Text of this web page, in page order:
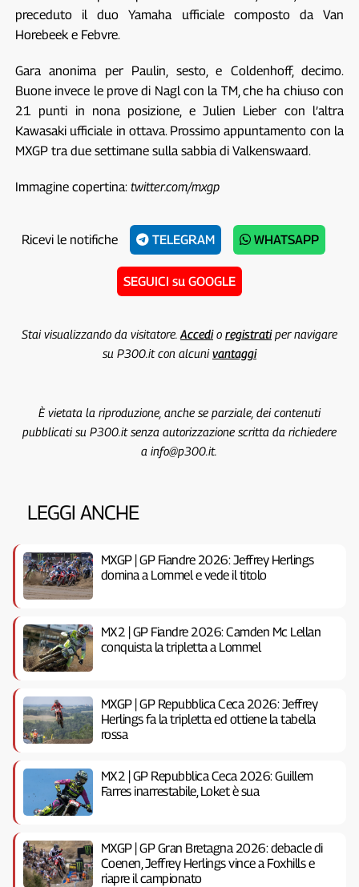
preceduto il duo Yamaha ufficiale composto da Van
Horebeek e Febvre.
Gara anonima per Paulin, sesto, e Coldenhoff, decimo.
Buone invece le prove di Nagl con la TM, che ha chiuso con
21 punti in nona posizione, e Julien Lieber con l’altra
Kawasaki ufficiale in ottava. Prossimo appuntamento con la
MXGP tra due settimane sulla sabbia di Valkenswaard.
Immagine copertina: twitter.com/mxgp
Ricevi le notifiche TELEGRAM WHATSAPP
SEGUICI su GOOGLE
Stai visualizzando da visitatore. Accedio registratiper navigare
su P300.it con alcunivantaggi
È vietata la riproduzione, anche se parziale, dei contenuti
pubblicati su P300.it senza autorizzazione scritta da richiedere
a info@p300.it.
LEGGI ANCHE
MXGP | GP Fiandre 2026: Jeffrey Herlings
domina a Lommel e vede il titolo
MX2 | GP Fiandre 2026: Camden Mc Lellan
conquista la tripletta a Lommel
MXGP | GP Repubblica Ceca 2026: Jeffrey
Herlings fa la tripletta ed ottiene la tabella
rossa
MX2 | GP Repubblica Ceca 2026: Guillem
Farres inarrestabile, Loket è sua
MXGP | GP Gran Bretagna 2026: debacle di
Coenen, Jeffrey Herlings vince a Foxhills e
riapre il campionato